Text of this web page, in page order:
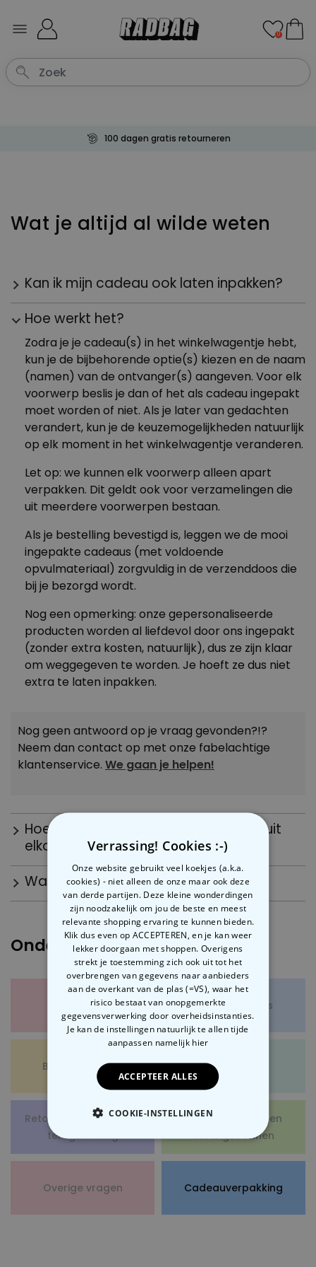
0
100 dagen gratis retourneren
Wat je altijd al wilde weten
Kan ik mijn cadeau ook laten inpakken?
Ja dat kan. Voor alle producten die op de
productpagina als zodanig gemarkeerd zijn. En dat
alles voor maar €4,95.
Nog geen antwoord op je vraag gevonden?!?
Neem dan contact op met onze fabelachtige
klantenservice. We gaan je helpen!
Hoe werkt het?
Zodra je je cadeau(s) in het winkelwagentje hebt,
kun je de bijbehorende optie(s) kiezen en de naam
(namen) van de ontvanger(s) aangeven. Voor elk
voorwerp beslis je dan of het als cadeau ingepakt
moet worden of niet. Als je later van gedachten
verandert, kun je de keuzemogelijkheden natuurlijk
op elk moment in het winkelwagentje veranderen.
Let op: we kunnen elk voorwerp alleen apart
verpakken. Dit geldt ook voor verzamelingen die
uit meerdere voorwerpen bestaan.
Als je bestelling bevestigd is, leggen we de mooi
ingepakte cadeaus (met voldoende
opvulmateriaal) zorgvuldig in de verzenddoos die
bij je bezorgd wordt.
Nog een opmerking: onze gepersonaliseerde
producten worden al liefdevol door ons ingepakt
(zonder extra kosten, natuurlijk), dus ze zijn klaar
om weggegeven te worden. Je hoeft ze dus niet
extra te laten inpakken.
Nog geen antwoord op je vraag gevonden?!?
Neem dan contact op met onze fabelachtige
klantenservice. We gaan je helpen!
Hoe kan ik de ingepakte cadeautjes uit
elkaar houden?
Het is heel eenvoudig: voor elk ingepakt item
schrijven we de naam van de ontvanger op het
etiket. Zo kun je meteen zien voor wie het is.
Nog geen antwoord op je vraag gevonden?!?
Neem dan contact op met onze fabelachtige
klantenservice.We gaan je helpen!
Wat is CrapWrap(TM)?
Geef je cadeaus een unieke finishing touch!
Onderwerpen
Bestelling Product details
Betaalmethode Verzending
Retourneren, omruilen,
terugbetaling
Cadeaubonnen en
kortingsbonnen
Overige vragen Cadeauverpakking
Verrassing! Cookies :-)
Onze website gebruikt veel koekjes (a.k.a.
cookies) - niet alleen de onze maar ook deze
van derde partijen. Deze kleine wonderdingen
zijn noodzakelijk om jou de beste en meest
relevante shopping ervaring te kunnen bieden.
Klik dus even op ACCEPTEREN, en je kan weer
lekker doorgaan met shoppen. Overigens
strekt je toestemming zich ook uit tot het
overbrengen van gegevens naar aanbieders
aan de overkant van de plas (=VS), waar het
risico bestaat van onopgemerkte
gegevensverwerking door overheidsinstanties.
Je kan de instellingen natuurlijk te allen tijde
aanpassen namelijk hier
ACCEPTEER ALLES
COOKIE-INSTELLINGEN
NOODZAKELIJK